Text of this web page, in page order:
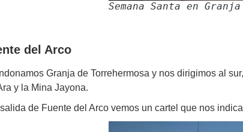
Semana Santa en
del Arco
Granja de Torrehermosa y nos dirigimos al
y la Mina Jayona.
de Fuente del Arco vemos un cartel que nos